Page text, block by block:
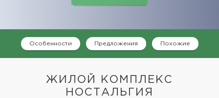
Особенности Предложения Похожие
ЖИЛОЙ КОМПЛЕКС
НОСТАЛЬГИЯ